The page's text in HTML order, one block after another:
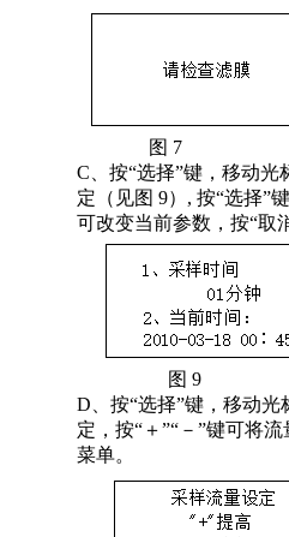
图
C、按“选择”键，移动光
定（见图 9）, 按“选择”
可改变当前参数，按“取
图 9
D、按“选择”键，移动光
定，按“＋”“－”键可将
菜单。